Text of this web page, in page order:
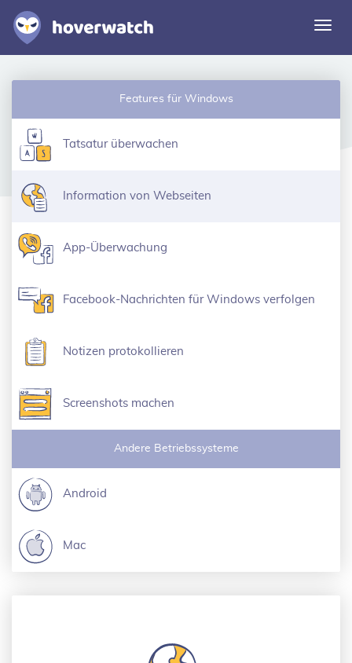
Funktionen
Einloggen
Features für Windows
Tatsatur überwachen
Information von Webseiten
App-Überwachung
Facebook-Nachrichten für Windows verfolgen
Notizen protokollieren
Screenshots machen
Andere Betriebssysteme
Android
Mac